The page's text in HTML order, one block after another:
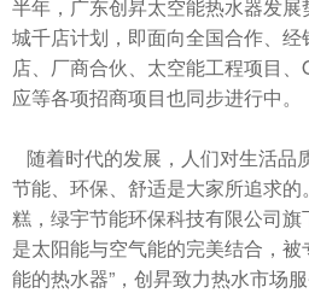
半年，广东创昇太空能热水器发
城千店计划，即面向全国合作、
店、厂商合伙、太空能工程项目
应等各项招商项目也同步进行中。
随着时代的发展，人们对生活品
节能、环保、舒适是大家所追求
糕，绿宇节能环保科技有限公司
是太阳能与空气能的完美结合，
能的热水器”，创昇致力热水市场